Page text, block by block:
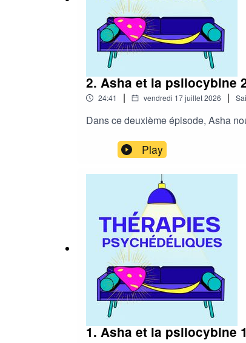
2. Asha et la psilocybine
24:41 | vendredi 17 juillet 2026 |
Dans ce deuxième épisode, Asha
Play
1. Asha et la psilocybine